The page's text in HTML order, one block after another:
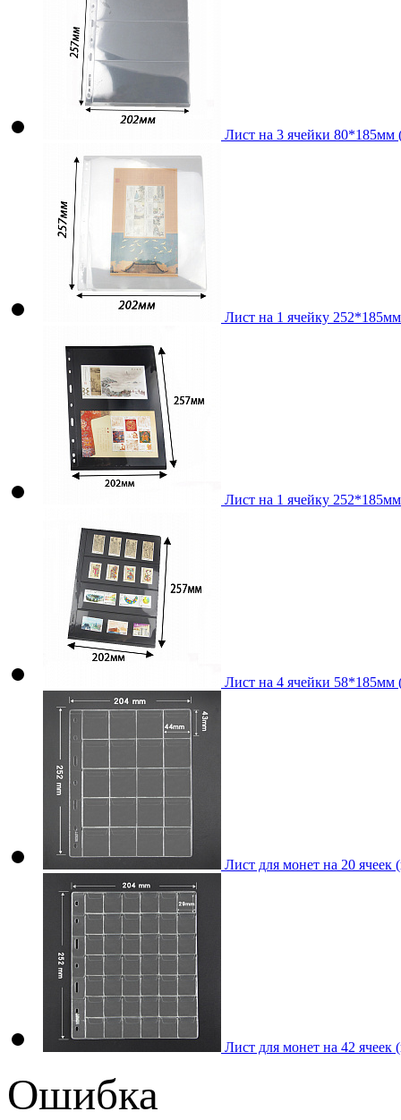
Лист на 3 ячейки 80*185мм
Лист на 1 ячейку
Лист на 1 ячейку
Лист на 4 ячейки 58*185мм
Лист для монет на 20
Лист для монет на 42
Ошибка